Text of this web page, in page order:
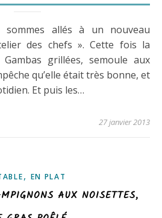
des chefs ». Cette fois la
grillées, semoule aux
qu’elle était très bonne, et
Et puis les…
27 janvier 2013
, EN PLAT
AUX NOISETTES,